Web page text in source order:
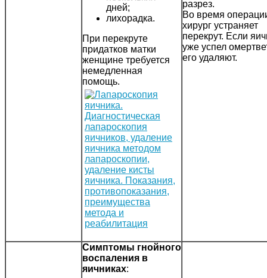
дней;
лихорадка.
При перекруте
придатков матки
женщине требуется
немедленная
помощь.
разрез.
Во время
хирург устраняет
перекрут. Если
уже успел
его удаляют.
Симптомы гнойного
воспаления в
яичниках: